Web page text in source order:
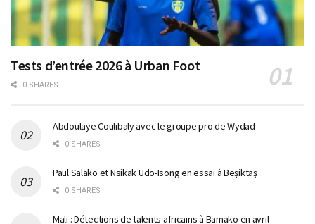
Tests d’entrée 2026 à Urban Foot
0 SHARES
Abdoulaye Coulibaly avec le groupe pro de Wydad
0 SHARES
Paul Salako et Nsikak Udo-Isong en essai à Beşiktaş
0 SHARES
Mali : Détections de talents africains à Bamako en avril